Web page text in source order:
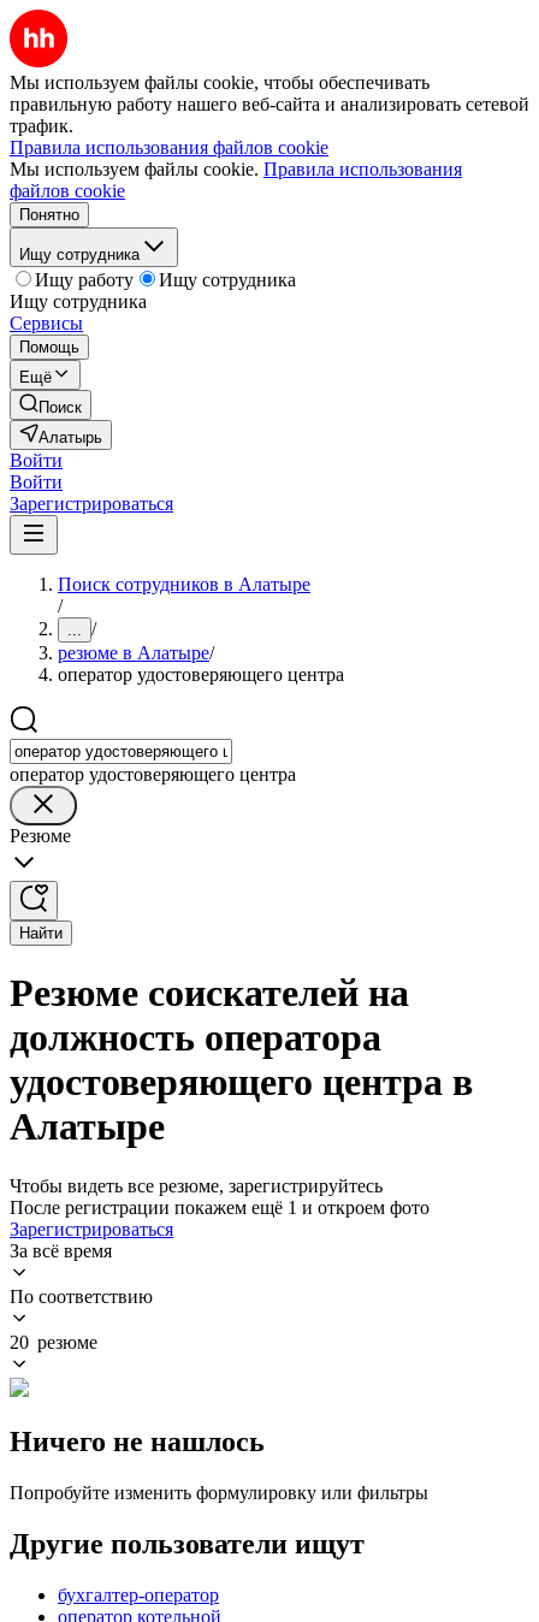
Мы используем файлы cookie, чтобы обеспечивать
правильную работу нашего веб-сайта и анализировать сетевой
трафик.
Правила использования файлов cookie
Мы используем файлы cookie. Правила использования
файлов cookie
Понятно
Ищу сотрудника
Ищу работу
Ищу сотрудника
Ищу сотрудника
Сервисы
Помощь
Ещё
Поиск
Алатырь
Войти
Войти
Зарегистрироваться
Поиск сотрудников в Алатыре
/
... /
резюме в Алатыре/
оператор удостоверяющего центра
оператор удостоверяющего центра
Резюме
Найти
Резюме соискателей на
должность оператора
удостоверяющего центра в
Алатыре
Чтобы видеть все резюме, зарегистрируйтесь
После регистрации покажем ещё 1 и откроем фото
Зарегистрироваться
За всё время
По соответствию
20 резюме
Ничего не нашлось
Попробуйте изменить формулировку или фильтры
Другие пользователи ищут
бухгалтер-оператор
оператор котельной